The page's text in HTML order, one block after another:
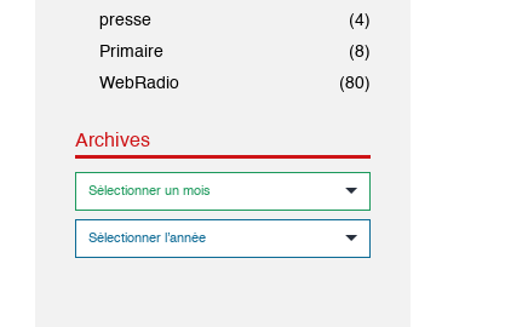
presse
(4)
Primaire
(8)
WebRadio
(80)
Archives